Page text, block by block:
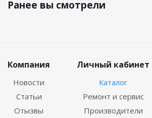
Ранее вы смотрели
Компания
Новости
Статьи
Отызвы
Личный кабинет
Каталог
Ремонт и сервис
Производители